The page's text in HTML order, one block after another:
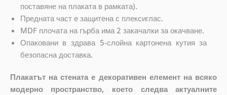
поставяне на плаката в рамката).
Предната част е защитена с плексиглас.
MDF плочата на гърба има 2 закачалки за окачване.
Опаковани в здрава 5-слойна картонена кутия за
безопасна доставка.
Плакатът на стената е декоративен елемент на всяко
модерно пространство, което следва актуалните